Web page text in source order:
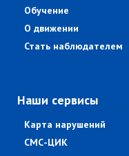
Обучение
О движении
Стать наблюдателем
Наши сервисы
Карта нарушений
СМС-ЦИК